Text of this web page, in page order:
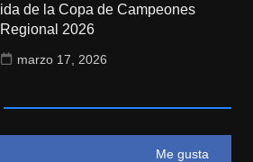
ida de la Copa de Campeones
Regional 2026
marzo 17, 2026
Me gusta